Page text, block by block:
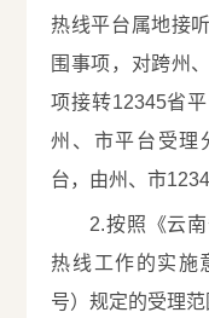
热线平台属地接
围事项，对跨州
项接转12345省
州、市平台受理
台，由州、市
2.按照《云
热线工作的实施
号）规定的受理范